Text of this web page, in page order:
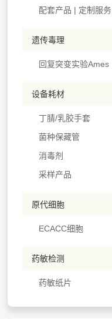
配套产品 | 定制服务
遗传毒理
回复突变实验Ames
设备耗材
丁腈/乳胶手套
菌种保藏管
消毒剂
采样产品
原代细胞
ECACC细胞
药敏检测
药敏纸片